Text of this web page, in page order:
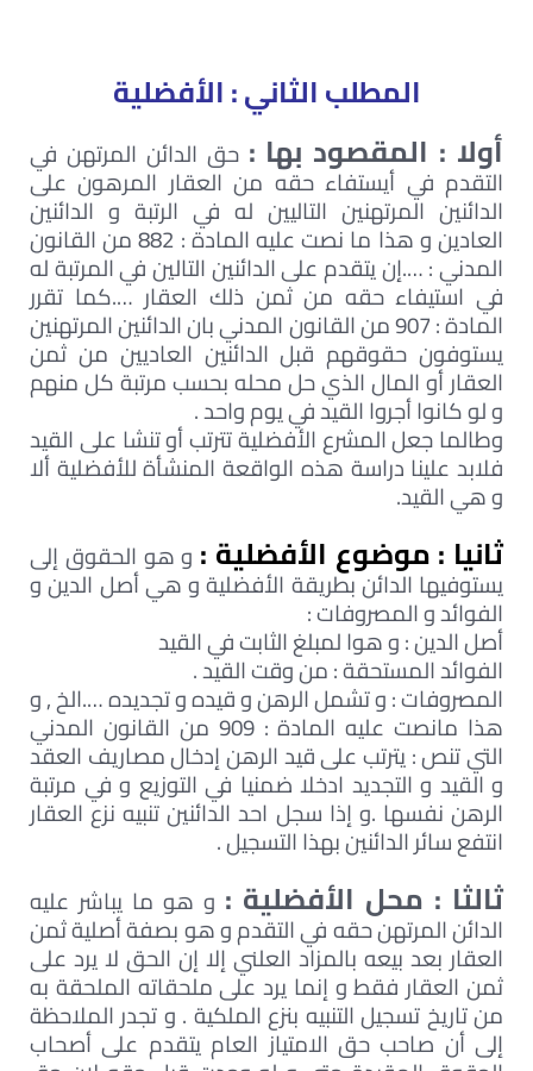
المطلب الثاني : الأفضلية
أولا : المقصود بها : حق الدائن المرتهن في
التقدم في أيستفاء حقه من العقار المرهون على
الدائنين المرتهنين التاليين له في الرتبة و الدائنين
العادين و هذا ما نصت عليه المادة : 882 من القانون
المدني : ….إن يتقدم على الدائنين التالين في المرتبة له
في استيفاء حقه من ثمن ذلك العقار ….كما تقرر
المادة : 907 من القانون المدني بان الدائنين المرتهنين
يستوفون حقوقهم قبل الدائنين العاديين من ثمن
العقار أو المال الذي حل محله بحسب مرتبة كل منهم
و لو كانوا أجروا القيد في يوم واحد .
وطالما جعل المشرع الأفضلية تترتب أو تنشا على القيد
فلابد علينا دراسة هذه الواقعة المنشأة للأفضلية ألا
و هي القيد.
ثانيا : موضوع الأفضلية : و هو الحقوق إلى
يستوفيها الدائن بطريقة الأفضلية و هي أصل الدين و
الفوائد و المصروفات :
أصل الدين : و هوا لمبلغ الثابت في القيد
الفوائد المستحقة : من وقت القيد .
المصروفات : و تشمل الرهن و قيده و تجديده ….الخ , و
هذا مانصت عليه المادة : 909 من القانون المدني
التي تنص : يترتب على قيد الرهن إدخال مصاريف العقد
و القيد و التجديد ادخلا ضمنيا في التوزيع و في مرتبة
الرهن نفسها .و إذا سجل احد الدائنين تنبيه نزع العقار
انتفع سائر الدائنين بهذا التسجيل .
ثالثا : محل الأفضلية : و هو ما يباشر عليه
الدائن المرتهن حقه في التقدم و هو بصفة أصلية ثمن
العقار بعد بيعه بالمزاد العلني إلا إن الحق لا يرد على
ثمن العقار فقط و إنما يرد على ملحقاته الملحقة به
من تاريخ تسجيل التنبيه بنزع الملكية . و تجدر الملاحظة
إلى أن صاحب حق الامتياز العام يتقدم على أصحاب